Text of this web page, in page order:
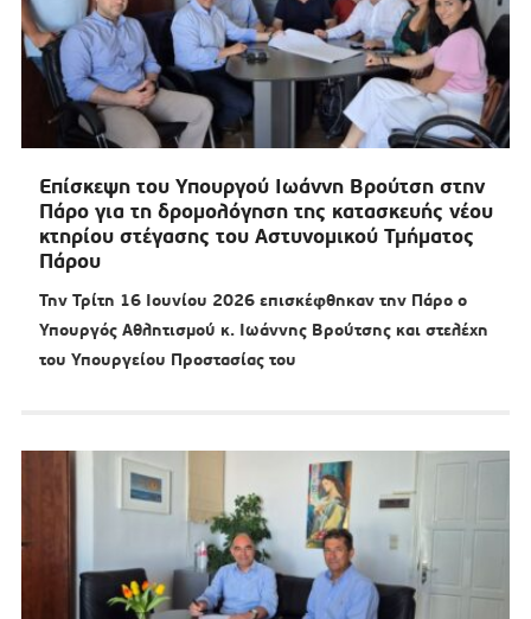
Επίσκεψη του Υπουργού Ιωάννη Βρούτση στην
Πάρο για τη δρομολόγηση της κατασκευής νέου
κτηρίου στέγασης του Αστυνομικού Τμήματος
Πάρου
Την Τρίτη 16 Ιουνίου 2026 επισκέφθηκαν την Πάρο ο
Υπουργός Αθλητισμού κ. Ιωάννης Βρούτσης και στελέχη
του Υπουργείου Προστασίας του